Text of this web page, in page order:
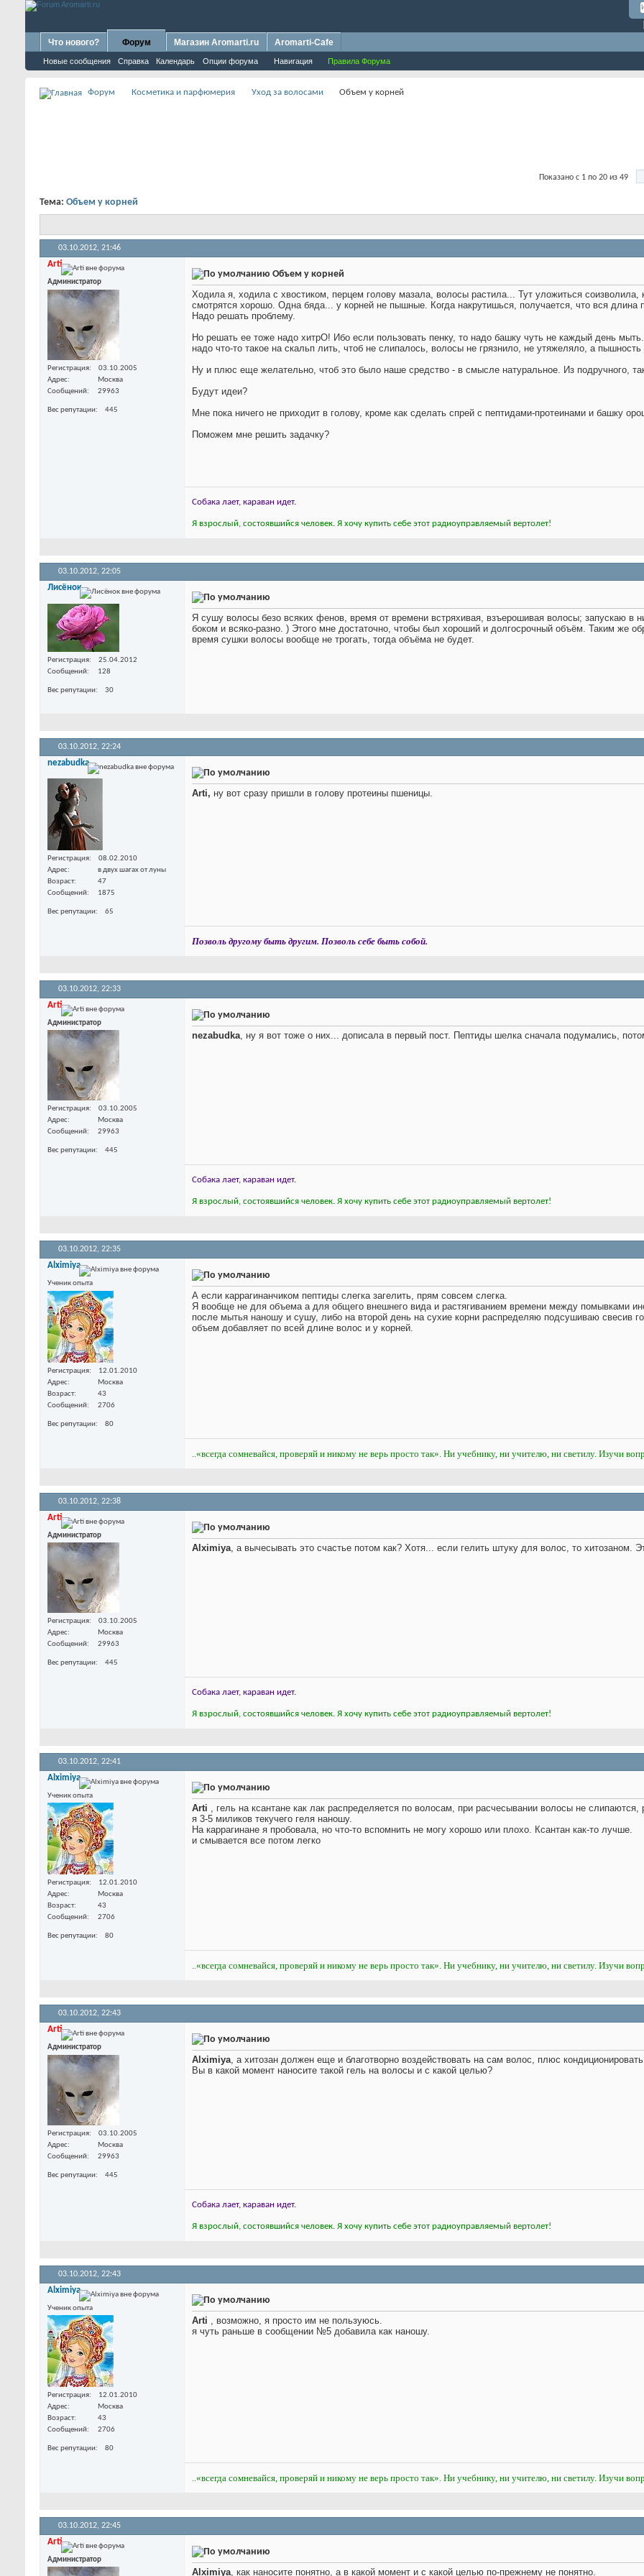
Что нового? Форум
Новые сообщения Справка Календарь Опции форума Навигация Правила Форума
Магазин Aromarti.ru Aromarti-Cafe
Форум Косметика и парфюмерия Уход за волосами Объем у корней
Показано с 1 по 20 из 49
Тема: Объем у корней
03.10.2012, 21:46
Arti
Администратор
Регистрация
03.10.2005
Адрес
Москва
Сообщений
29963
Вес репутации 445
Объем у корней
Ходила я, ходила с хвостиком, перцем голову мазала, волосы растила... Тут уложиться
смотрятся хорошо. Одна бяда... у корней не пышные. Когда накрутишься, получается, что вся длина
Надо решать проблему.
Но решать ее тоже надо хитрО! Ибо если пользовать пенку, то надо башку чуть не каждый день
надо что-то такое на скальп лить, чтоб не слипалось, волосы не грязнило, не утяжеляло, а
Ну и плюс еще желательно, чтоб это было наше средство - в смысле натуральное. Из подручного,
Будут идеи?
Мне пока ничего не приходит в голову, кроме как сделать спрей с пептидами-протеинами и башку
Поможем мне решить задачку?
Собака лает, караван идет.
Я взрослый, состоявшийся человек. Я хочу купить себе этот радиоуправляемый вертолет!
03.10.2012, 22:05
Лисёнок
Регистрация
25.04.2012
Сообщений
128
Вес репутации 30
Я сушу волосы безо всяких фенов, время от времени встряхивая, взъерошивая волосы; запускаю в
боком и всяко-разно. ) Этого мне достаточно, чтобы был хороший и долгосрочный объём. Таким же
время сушки волосы вообще не трогать, тогда объёма не будет.
03.10.2012, 22:24
nezabudka
Регистрация
08.02.2010
Адрес
в двух шагах от луны
Возраст
47
Сообщений
1875
Вес репутации 65
Arti, ну вот сразу пришли в голову протеины пшеницы.
Позволь другому быть другим. Позволь себе быть собой.
03.10.2012, 22:33
Arti
Администратор
Регистрация
03.10.2005
Адрес
Москва
Сообщений
29963
Вес репутации 445
nezabudka, ну я вот тоже о них... дописала в первый пост. Пептиды шелка сначала подумались,
Собака лает, караван идет.
Я взрослый, состоявшийся человек. Я хочу купить себе этот радиоуправляемый вертолет!
03.10.2012, 22:35
Alximiya
Ученик опыта
Регистрация
12.01.2010
Адрес
Москва
Возраст
43
Сообщений
2706
Вес репутации 80
А если каррагинанчиком пептиды слегка загелить, прям совсем слегка.
Я вообще не для объема а для общего внешнего вида и растягиванием времени между помывками
после мытья наношу и сушу, либо на второй день на сухие корни распределяю подсушиваю свесив
объем добавляет по всей длине волос и у корней.
..«всегда сомневайся, проверяй и никому не верь просто так». Ни учебнику, ни учителю, ни светилу. Изучи
03.10.2012, 22:38
Arti
Администратор
Регистрация
03.10.2005
Адрес
Москва
Сообщений
29963
Вес репутации 445
Alximiya , а вычесывать это счастье потом как? Хотя... если гелить штуку для волос, то хитозаном.
Собака лает, караван идет.
Я взрослый, состоявшийся человек. Я хочу купить себе этот радиоуправляемый вертолет!
03.10.2012, 22:41
Alximiya
Ученик опыта
Регистрация
12.01.2010
Адрес
Москва
Возраст
43
Сообщений
2706
Вес репутации 80
Arti , гель на ксантане как лак распределяется по волосам, при расчесывании волосы не
я 3-5 миликов текучего геля наношу.
На каррагинане я пробовала, но что-то вспомнить не могу хорошо или плохо. Ксантан как-то лучше.
и смывается все потом легко
..«всегда сомневайся, проверяй и никому не верь просто так». Ни учебнику, ни учителю, ни светилу. Изучи
03.10.2012, 22:43
Arti
Администратор
Регистрация
03.10.2005
Адрес
Москва
Сообщений
29963
Вес репутации 445
Alximiya, а хитозан должен еще и благотворно воздействовать на сам волос, плюс
Вы в какой момент наносите такой гель на волосы и с какой целью?
Собака лает, караван идет.
Я взрослый, состоявшийся человек. Я хочу купить себе этот радиоуправляемый вертолет!
03.10.2012, 22:43
Alximiya
Ученик опыта
Регистрация
12.01.2010
Адрес
Москва
Возраст
43
Сообщений
2706
Вес репутации 80
Arti , возможно, я просто им не пользуюсь.
я чуть раньше в сообщении №5 добавила как наношу.
..«всегда сомневайся, проверяй и никому не верь просто так». Ни учебнику, ни учителю, ни светилу. Изучи
03.10.2012, 22:45
Arti
Администратор
Alximiya, как наносите понятно, а в какой момент и с какой целью по-прежнему не понятно.